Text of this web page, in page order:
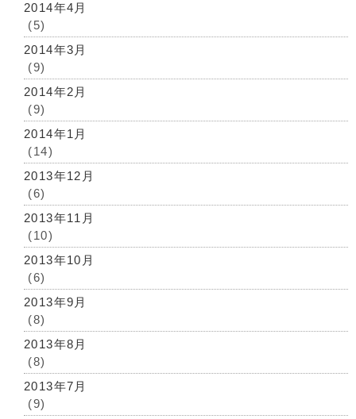
2014年4月
(5)
2014年3月
(9)
2014年2月
(9)
2014年1月
(14)
2013年12月
(6)
2013年11月
(10)
2013年10月
(6)
2013年9月
(8)
2013年8月
(8)
2013年7月
(9)